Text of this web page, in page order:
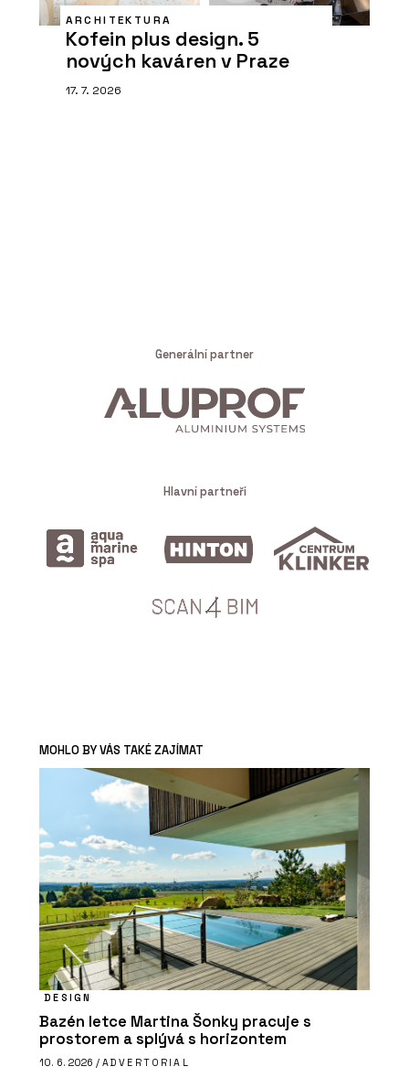
ARCHITEKTURA
Kofein plus design. 5
nových kaváren v Praze
17. 7. 2026
Generální partner
Hlavní partneři
MOHLO BY VÁS TAKÉ ZAJÍMAT
DESIGN
Bazén letce Martina Šonky pracuje s
prostorem a splývá s horizontem
10. 6. 2026 / ADVERTORIAL